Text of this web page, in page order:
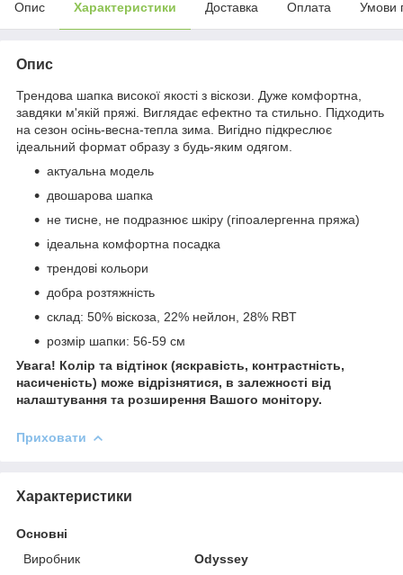
Опис Характеристики Доставка Оплата Умови
Опис
Трендова шапка високої якості з віскози. Дуже комфортна,
завдяки м'якій пряжі. Виглядає ефектно та стильно. Підходить
на сезон осінь-весна-тепла зима. Вигідно підкреслює
ідеальний формат образу з будь-яким одягом.
актуальна модель
двошарова шапка
не тисне, не подразнює шкіру (гіпоалергенна пряжа)
ідеальна комфортна посадка
трендові кольори
добра розтяжність
склад: 50% віскоза, 22% нейлон, 28% RBT
розмір шапки: 56-59 см
Увага! Колір та відтінок (яскравість, контрастність,
насиченість) може відрізнятися, в залежності від
налаштування та розширення Вашого монітору.
Приховати
Характеристики
Основні
Виробник
Odyssey